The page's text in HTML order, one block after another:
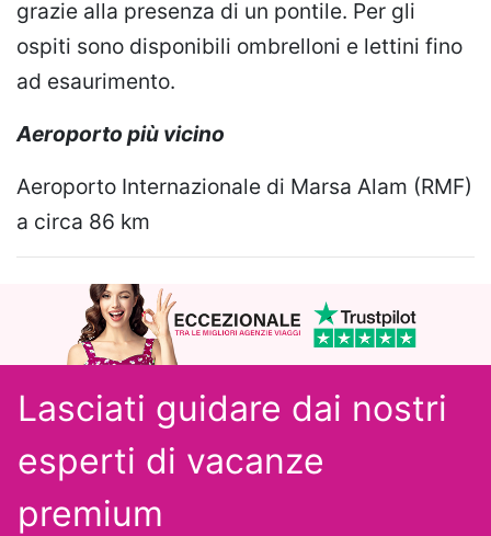
grazie alla presenza di un pontile. Per gli
ospiti sono disponibili ombrelloni e lettini fino
ad esaurimento.
Aeroporto più vicino
Aeroporto Internazionale di Marsa Alam (RMF)
a circa 86 km
Lasciati guidare dai nostri
esperti di vacanze
premium